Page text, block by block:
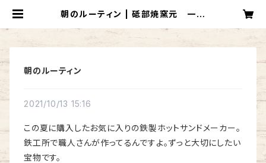
朝のルーティン | 砥部焼窯元 一夢
朝のルーティン
2021/10/13 15:16
この夏に購入したお気に入りの鉄製ホットサンドメーカー。
鉄工所で職人さんが作ってるんですよ。ずっと大切にしたい
宝物です。